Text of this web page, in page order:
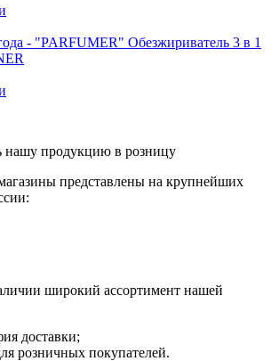
- "PARFUMER" Обезжириватель 3 в 1
нашу продукцию в розницу
представлены на крупнейших
широкий ассортимент нашей
доставки;
розничных покупателей.